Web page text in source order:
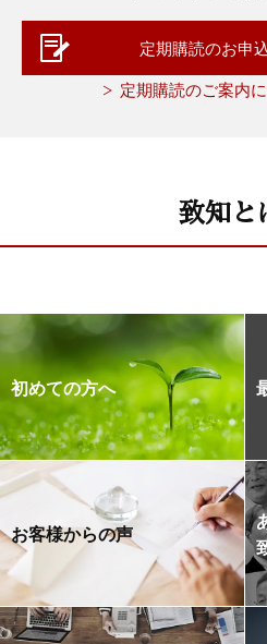
定期購読のお申
定期購読のご案内
致知と
初めての方へ
お客様からの声